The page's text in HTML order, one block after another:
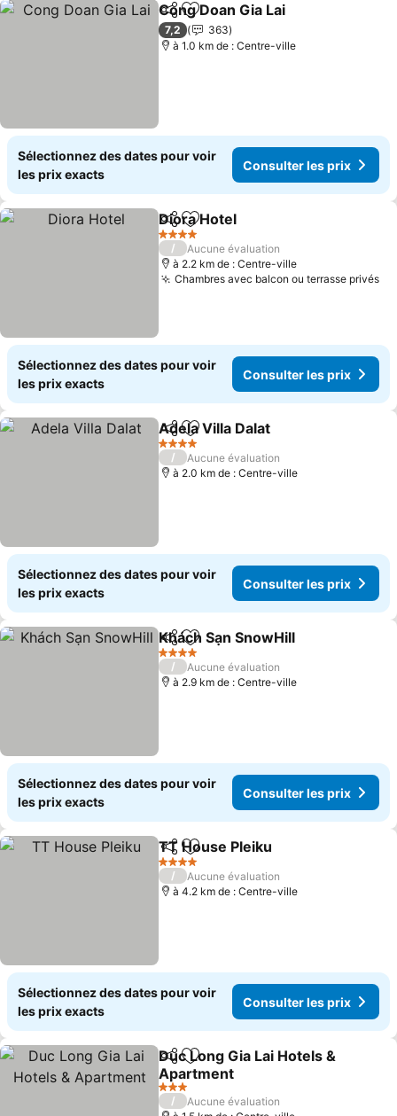
PartagerAjouter à mes favoris
Cong Doan Gia Lai
7,2
363
à 1.0 km de : Centre-ville
Sélectionnez des dates pour voir
les prix exacts
Consulter les prix
PartagerAjouter à mes favoris
Diora Hotel
4 Étoiles
/
Aucune évaluation
à 2.2 km de : Centre-ville
Chambres avec balcon ou terrasse privés
Sélectionnez des dates pour voir
les prix exacts
Consulter les prix
PartagerAjouter à mes favoris
Adela Villa Dalat
4 Étoiles
/
Aucune évaluation
à 2.0 km de : Centre-ville
Sélectionnez des dates pour voir
les prix exacts
Consulter les prix
PartagerAjouter à mes favoris
Khách Sạn SnowHill
4 Étoiles
/
Aucune évaluation
à 2.9 km de : Centre-ville
Sélectionnez des dates pour voir
les prix exacts
Consulter les prix
PartagerAjouter à mes favoris
TT House Pleiku
4 Étoiles
/
Aucune évaluation
à 4.2 km de : Centre-ville
Sélectionnez des dates pour voir
les prix exacts
Consulter les prix
PartagerAjouter à mes favoris
Duc Long Gia Lai Hotels &
Apartment
3 Étoiles
/
Aucune évaluation